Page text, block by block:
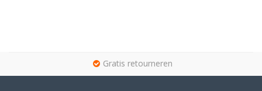
Gratis retourneren